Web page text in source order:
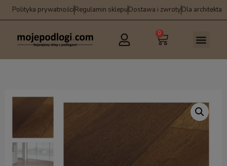
Polityka prywatnościRegulamin sklepuDostawa i zwrotyDla architekta
0